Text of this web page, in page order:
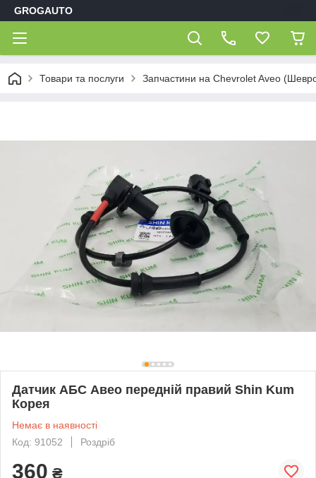
GROGAUTO
Товари та послуги Запчастини на Chevrolet Aveo
Датчик АБС Авео передній правий Shin Kum
Корея
Немає в наявності
Код: 91052
Роздріб
360 ₴